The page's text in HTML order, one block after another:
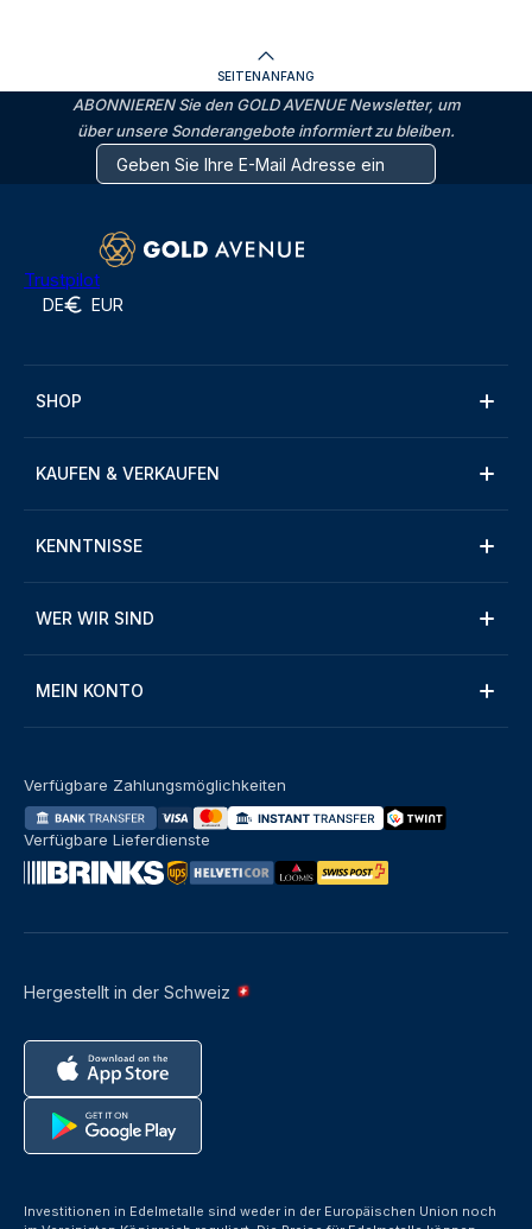
SEITENANFANG
ABONNIEREN Sie den GOLD AVENUE Newsletter, um
über unsere Sonderangebote informiert zu bleiben.
Trustpilot
DE EUR
SHOP
KAUFEN & VERKAUFEN
KENNTNISSE
WER WIR SIND
MEIN KONTO
Hergestellt in der Schweiz
Verfügbare Zahlungsmöglichkeiten
Verfügbare Lieferdienste
Investitionen in Edelmetalle sind weder in der Europäischen Union noch